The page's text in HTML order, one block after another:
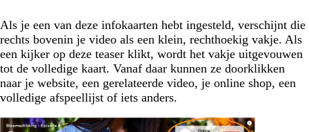
Als je een van deze infokaarten hebt ingesteld, verschijnt die
rechts bovenin je video als een klein, rechthoekig vakje. Als
een kijker op deze teaser klikt, wordt het vakje uitgevouwen
tot de volledige kaart. Vanaf daar kunnen ze doorklikken
naar je website, een gerelateerde video, je online shop, een
volledige afspeellijst of iets anders.